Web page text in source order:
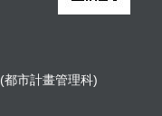
市計畫管理科)